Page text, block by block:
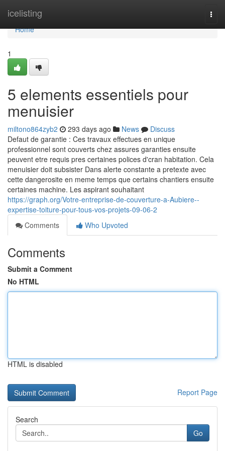
icelisting
Home
Home
1
5 elements essentiels pour
menuisier
miltono864zyb2 293 days ago News
Discuss
Defaut de garantie : Ces travaux effectues en unique
professionnel sont couverts chez assures garanties ensuite
peuvent etre requis pres certaines polices d'cran habitation. Cela
menuisier doit subsister Dans alerte constante a pretexte avec
cette dangerosite en meme temps que certains chantiers ensuite
certaines machine. Les aspirant souhaitant
https://graph.org/Votre-entreprise-de-couverture-a-Aubiere--
expertise-toiture-pour-tous-vos-projets-09-06-2
Comments
Who Upvoted
Comments
Submit a Comment
No HTML
HTML is disabled
Report Page
Search
Go